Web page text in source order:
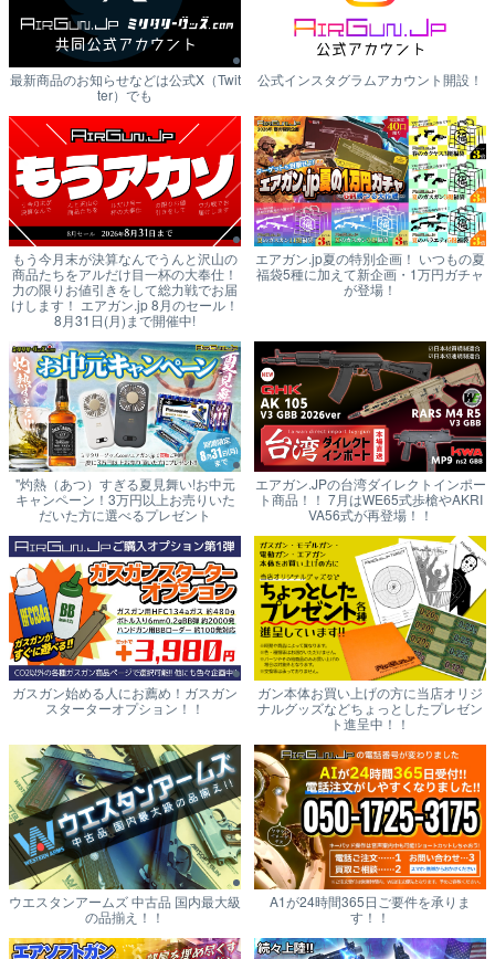
最新商品のお知らせなどは公式X（Twit
ter）でも
公式インスタグラムアカウント開設！
もう今月末が決算なんでうんと沢山の
商品たちをアルだけ目一杯の大奉仕！
力の限りお値引きをして総力戦でお届
けします！ エアガン.jp 8月のセール！
8月31日(月)まで開催中!
エアガン.jp夏の特別企画！ いつもの夏
福袋5種に加えて新企画・1万円ガチャ
が登場！
"灼熱（あつ）すぎる夏見舞い!お中元
キャンペーン！3万円以上お売りいた
だいた方に選べるプレゼント
エアガン.JPの台湾ダイレクトインポー
ト商品！！ 7月はWE65式歩槍やAKRI
VA56式が再登場！！
ガスガン始める人にお薦め！ガスガン
スターターオプション！！
ガン本体お買い上げの方に当店オリジ
ナルグッズなどちょっとしたプレゼン
ト進呈中！！
ウエスタンアームズ 中古品 国内最大級
の品揃え！！
A1が24時間365日ご要件を承りま
す！！